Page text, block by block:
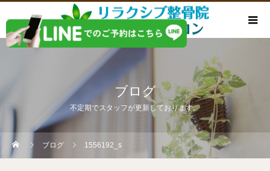
ブログ
不定期でスタッフが更新しております。
ブログ 1556192_s